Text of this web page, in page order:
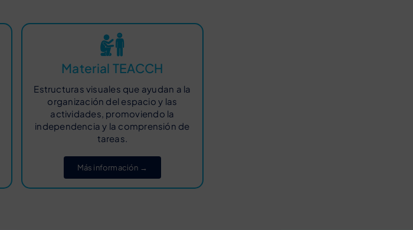
Material TEACCH
Estructuras visuales que ayudan a la
organización del espacio y las
actividades, promoviendo la
independencia y la comprensión de
tareas.
Más información →